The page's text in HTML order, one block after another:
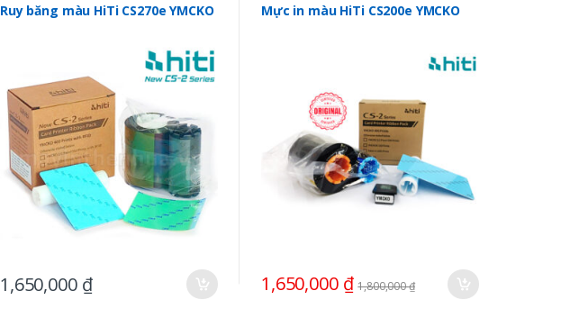
Ruy băng màu HiTi CS270e YMCKO
1,650,000 ₫
Mực in màu HiTi CS200e YMCKO
1,650,000 ₫ 1,800,000₫